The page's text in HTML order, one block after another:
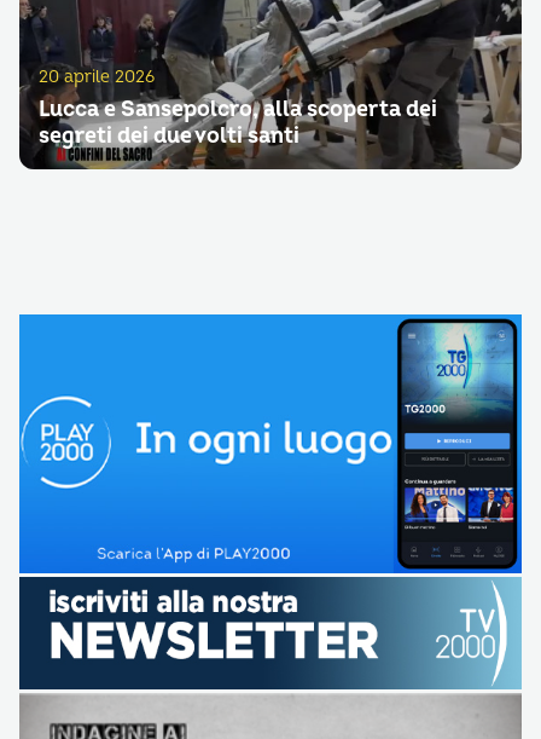
20 aprile 2026
Lucca e Sansepolcro, alla scoperta dei
segreti dei due volti santi